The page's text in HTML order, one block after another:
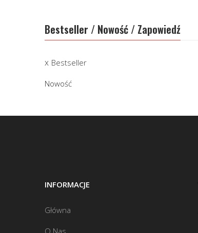
Bestseller / Nowość / Zapowiedź
Bestseller
Nowość
INFORMACJE
Główna
O Nas